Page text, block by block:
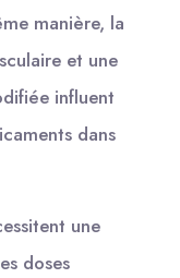
manière, la
et une
influent
dans
une
doses